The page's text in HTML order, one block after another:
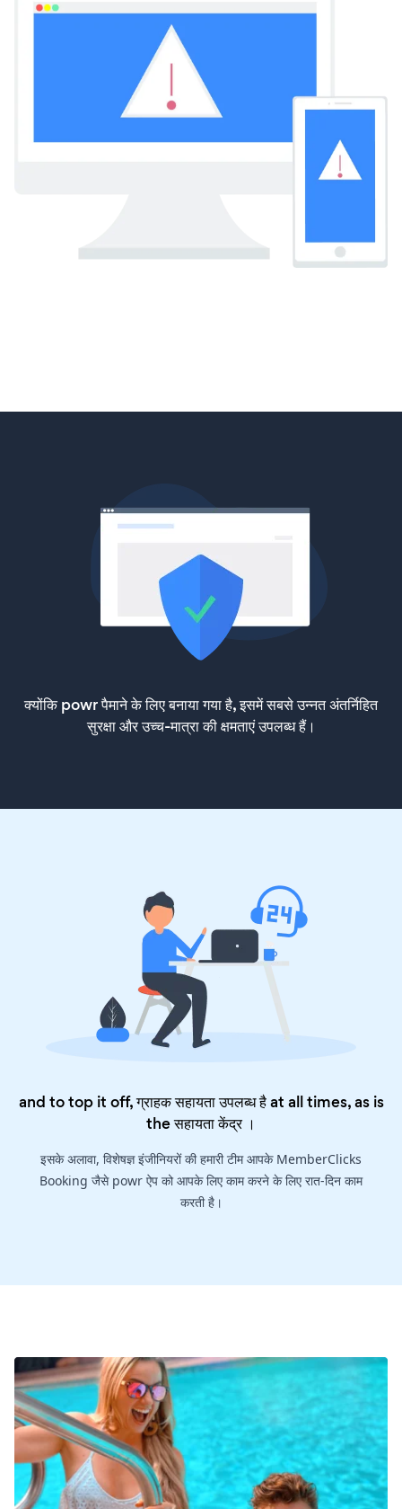
क्योंकि powr पैमाने के लिए बनाया गया है, इसमें सबसे उन्नत अंतर्निहित
सुरक्षा और उच्च-मात्रा की क्षमताएं उपलब्ध हैं।
and to top it off, ग्राहक सहायता उपलब्ध है at all times, as is
theसहायता केंद्र।
इसके अलावा, विशेषज्ञ इंजीनियरों की हमारी टीम आपके MemberClicks
Booking जैसे powr ऐप को आपके लिए काम करने के लिए रात-दिन काम
करती है।